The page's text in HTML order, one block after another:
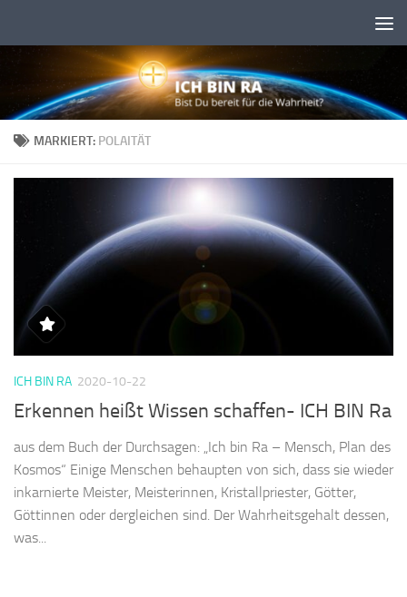
MARKIERT: POLAITÄT
ICH BIN RA 2020-10-22
Erkennen heißt Wissen schaffen- ICH BIN Ra
aus dem Buch der Durchsagen: „Ich bin Ra – Mensch, Plan des
Kosmos“ Einige Menschen behaupten von sich, dass sie wieder
inkarnierte Meister, Meisterinnen, Kristallpriester, Götter,
Göttinnen oder dergleichen sind. Der Wahrheitsgehalt dessen,
was...